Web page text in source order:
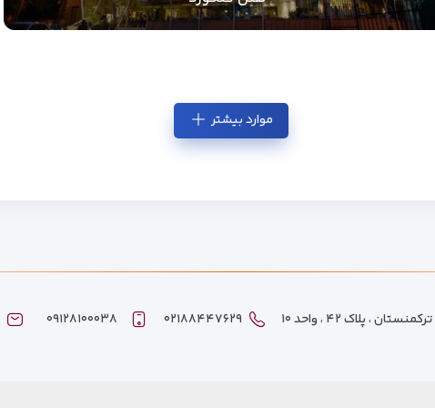
موارد بیشتر
، پلاک ۴۲ ، واحد ۱۰ ۰۲۱۸۸۴۴۷۶۲۹ ۰۹۱۲۸۱۰۰۰۳۸